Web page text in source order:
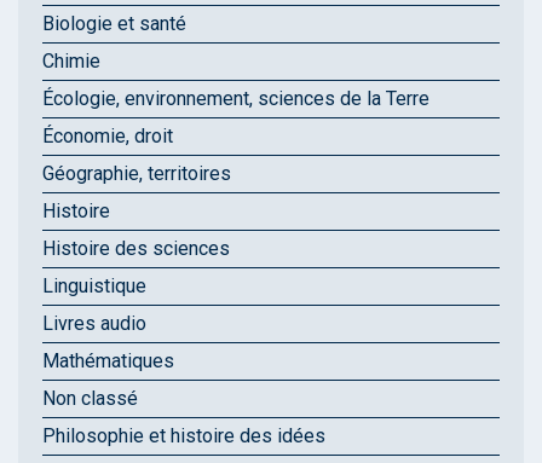
Biologie et santé
Chimie
Écologie, environnement, sciences de la Terre
Économie, droit
Géographie, territoires
Histoire
Histoire des sciences
Linguistique
Livres audio
Mathématiques
Non classé
Philosophie et histoire des idées